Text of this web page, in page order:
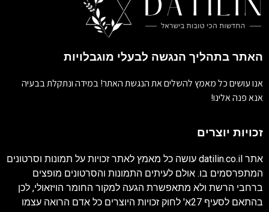
האתר בתהליך הנגשה לבעלי מוגבלויות
אנו עושים כל מאמץ להשלים את הנגשת האתר! במידה ונתקלת בבעיה
אנא פנה אלינו!
זכויות יוצרים
אתר datilin.co.il עושה כל מאמץ לאתר זכויות על תמונות וסרטונים
המתפרסמים בו. אולם לעיתים התמונות והסרטונים מופצים
ברחבי הרשת ולא מתאפשרת הגעה למקור החומר הויזאולי, לכן
בהתאם לסעיף 27א' לחוק זכויות היוצרים כל אדם הרואה עצמו